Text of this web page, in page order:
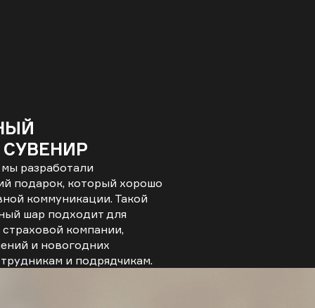
разработали
подарок, который хорошо
коммуникации. Такой
шар подходит для
компании,
и новогодних
и подрядчикам.